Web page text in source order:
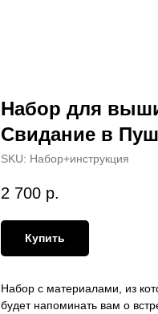
Набор для
Свидание в
SKU: Набор+инструкция
2 700 р.
Купить
Набор с материалами, из
будет напоминать вам о